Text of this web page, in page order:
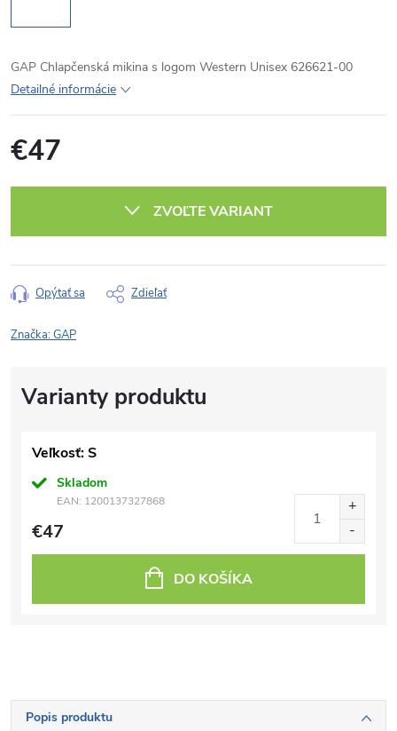
GAP Chlapčenská mikina s logom Western Unisex 626621-00
Detailné informácie
€47
ZVOĽTE VARIANT
Opýtať sa Zdieľať
Značka:GAP
Veľkosť: S
Skladom
EAN: 1200137327868
€47
DO KOŠÍKA
Popis produktu